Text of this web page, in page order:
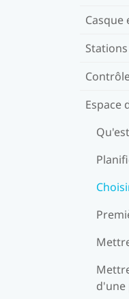
Casque
Espace
d'une